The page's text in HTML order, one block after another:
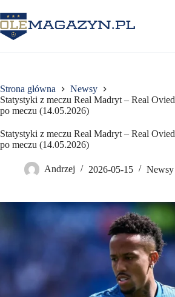
do
treści
Strona główna
Newsy
Statystyki z meczu Real Madryt – Real
po meczu (14.05.2026)
Statystyki z meczu Real Madryt – Real
po meczu (14.05.2026)
Andrzej 2026-05-15 Newsy